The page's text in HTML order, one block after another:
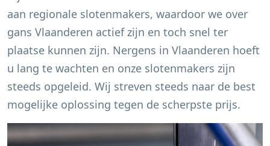
aan regionale slotenmakers, waardoor we over
gans Vlaanderen actief zijn en toch snel ter
plaatse kunnen zijn. Nergens in Vlaanderen hoeft
u lang te wachten en onze slotenmakers zijn
steeds opgeleid. Wij streven steeds naar de best
mogelijke oplossing tegen de scherpste prijs.